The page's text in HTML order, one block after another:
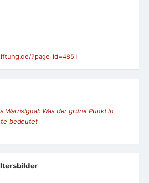
?page_id=4851
Warnsignal: Was der grüne Punkt in
bedeutet